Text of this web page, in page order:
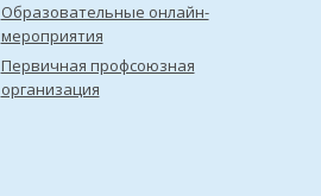
Образовательные онлайн-
мероприятия
Первичная профсоюзная
организация